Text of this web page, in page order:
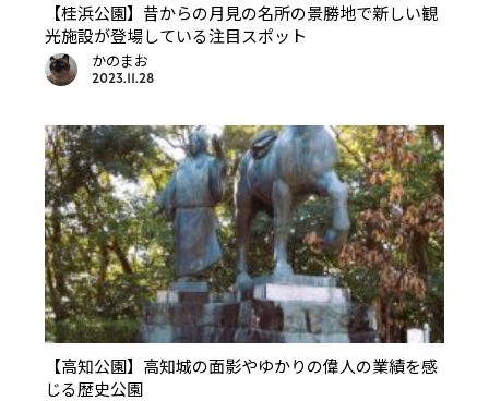
【桂浜公園】昔からの月見の名所の景勝地で新しい観
光施設が登場している注目スポット
かのまお
2023.11.28
【高知公園】高知城の面影やゆかりの偉人の業績を感
じる歴史公園